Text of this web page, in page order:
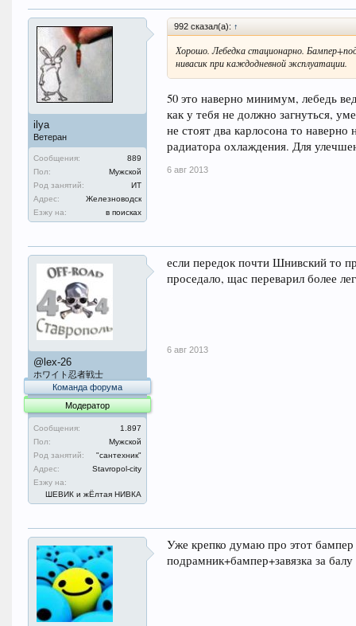
ilya
Ветеран
Сообщения:
889
Пол:
Мужской
Род занятий:
ИТ
Адрес:
Железноводск
Езжу на:
в поисках
992 сказал(а): ↑
Хорошо. Лебедка стационарно.
нивасик при каждодневной эксплуатации.
50 это наверно минимум, лебедь
как у тебя не должно загнуться,
не стоят два карлосона то наверно
радиатора охлаждения. Для
6 авг 2013
@lex-26
ホワイト忍者戦士
Команда форума
Модератор
Сообщения:
1.897
Пол:
Мужской
Род занятий:
"сантехник"
Адрес:
Stavropol-city
Езжу на:
ШЕВИК и жЁлтая НИВКА
если передок почти Шнивский то
проседало, щас переварил более
6 авг 2013
Уже крепко думаю про этот бампер
подрамник+бампер+завязка за